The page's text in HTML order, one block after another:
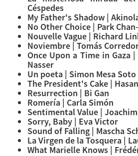
Céspedes
My Father's Shadow |
No Other Choice | Park
Nouvelle Vague | Richard
Noviembre | Tomás
Once Upon a Time in Gaza
Nasser
Un poeta | Simon Mesa Soto
The President's Cake |
Resurrection | Bi Gan
Romería | Carla Simón
Sentimental Value |
Sorry, Baby | Eva Victor
Sound of Falling | Mascha
La Virgen de la Tosquera |
What Marielle Knows |